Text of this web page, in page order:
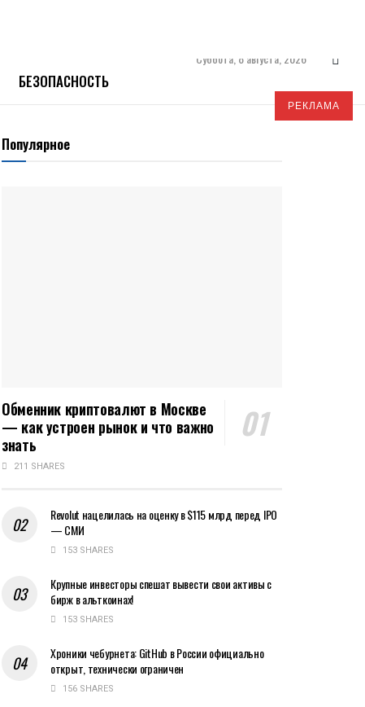
БЕЗОПАСНОСТЬ
Суббота, 8 августа, 2026
РЕКЛАМА
Популярное
Обменник криптовалют в Москве
— как устроен рынок и что важно
знать
211 SHARES
Revolut нацелилась на оценку в $115 млрд перед IPO
— СМИ
153 SHARES
Крупные инвесторы спешат вывести свои активы с
бирж в альткоинах!
153 SHARES
Хроники чебурнета: GitHub в России официально
открыт, технически ограничен
156 SHARES